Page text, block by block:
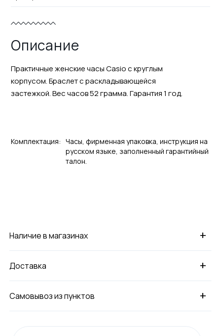
Описание
Практичные женские часы Casio с круглым
корпусом. Браслет с раскладывающейся
застежкой. Вес часов 52 грамма. Гарантия 1 год.
Комплектация: Часы, фирменная упаковка, инструкция на
русском языке, заполненный гарантийный
талон.
+
Наличие в магазинах
+
Доставка
+
Самовывоз из пунктов